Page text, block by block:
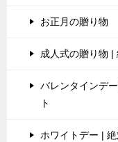
お正月の贈り物
成人式の贈り物 |
バレンタインデ
ト
ホワイトデー |